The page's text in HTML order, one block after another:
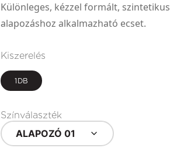
Különleges, kézzel formált,
alapozáshoz alkalmazható ecset.
Kiszerelés
1DB
Színválaszték
ALAPOZÓ 01